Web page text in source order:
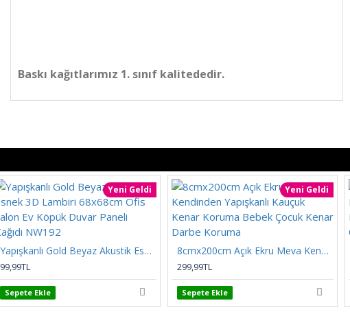
Baskı kağıtlarımız 1. sınıf kalitededir.
Yeni Geldi
Yapışkanlı Gold Beyaz Akustik Esnek 3D Lambiri 68x68cm Ofis Salon Ev Köpük Duvar Paneli Kağıdı NW192
99,99TL
Sepete Ekle
Yeni Geldi
8cmx200cm Açık Ekru Meva Kendinden Yapışkanlı Kauçuk Kenar Koruma Bebek Çocuk Kenar Darbe Koruma
299,99TL
Sepete Ekle